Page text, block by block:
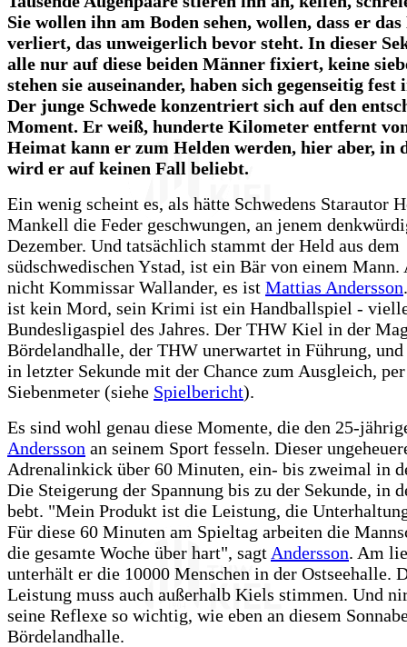
Sie wollen ihn am Boden sehen, wollen, dass er
verliert, das unweigerlich bevor steht. In dieser
alle nur auf diese beiden Männer fixiert, keine
stehen sie auseinander, haben sich gegenseitig
Der junge Schwede konzentriert sich auf den
Moment. Er weiß, hunderte Kilometer entfernt
Heimat kann er zum Helden werden, hier aber, in
wird er auf keinen Fall beliebt.
Ein wenig scheint es, als hätte Schwedens Starautor
Mankell die Feder geschwungen, an jenem
Dezember. Und tatsächlich stammt der Held aus dem
südschwedischen Ystad, ist ein Bär von einem Mann.
nicht Kommissar Wallander, es ist Mattias Andersson
ist kein Mord, sein Krimi ist ein Handballspiel -
Bundesligaspiel des Jahres. Der THW Kiel in der
Bördelandhalle, der THW unerwartet in Führung,
in letzter Sekunde mit der Chance zum Ausgleich, per
Siebenmeter (siehe Spielbericht).
Es sind wohl genau diese Momente, die den 25-
Andersson an seinem Sport fesseln. Dieser
Adrenalinkick über 60 Minuten, ein- bis zweimal in
Die Steigerung der Spannung bis zu der Sekunde, in
bebt. "Mein Produkt ist die Leistung, die
Für diese 60 Minuten am Spieltag arbeiten die
die gesamte Woche über hart", sagt Andersson. Am
unterhält er die 10000 Menschen in der Ostseehalle.
Leistung muss auch außerhalb Kiels stimmen. Und
seine Reflexe so wichtig, wie eben an diesem
Bördelandhalle.